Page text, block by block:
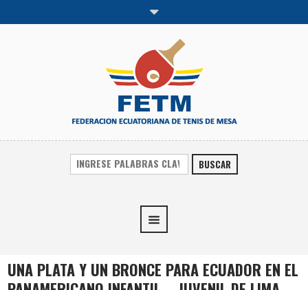
BUSCAR
UNA PLATA Y UN BRONCE PARA ECUADOR EN EL